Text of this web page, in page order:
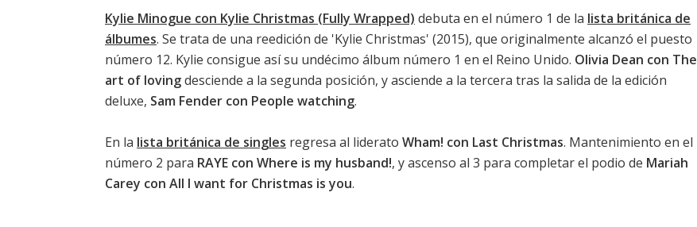
Kylie Minogue con Kylie Christmas (Fully Wrapped) debuta en el número 1 de la lista británica de
álbumes. Se trata de una reedición de 'Kylie Christmas' (2015), que originalmente alcanzó el puesto
número 12. Kylie consigue así su undécimo álbum número 1 en el Reino Unido. Olivia Dean con The
art of lovingdesciende a la segunda posición, y asciende a la tercera tras la salida de la edición
deluxe, Sam Fender con People watching.
En la lista británica de singles regresa al liderato Wham! con Last Christmas. Mantenimiento en el
número 2 para RAYE con Where is my husband!, y ascenso al 3 para completar el podio de Mariah
Carey con All I want for Christmas is you.